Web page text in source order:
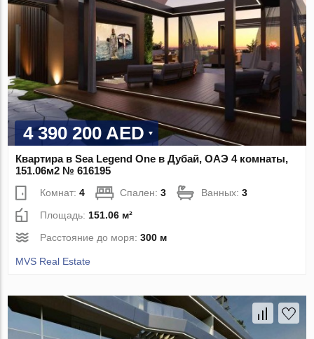
4 390 200 AED
Квартира в Sea Legend One в Дубай, ОАЭ 4 комнаты,
151.06м2 № 616195
Комнат:4 Спален:3 Ванных:3
Площадь: 151.06 м²
Расстояние до моря:300 м
MVS Real Estate